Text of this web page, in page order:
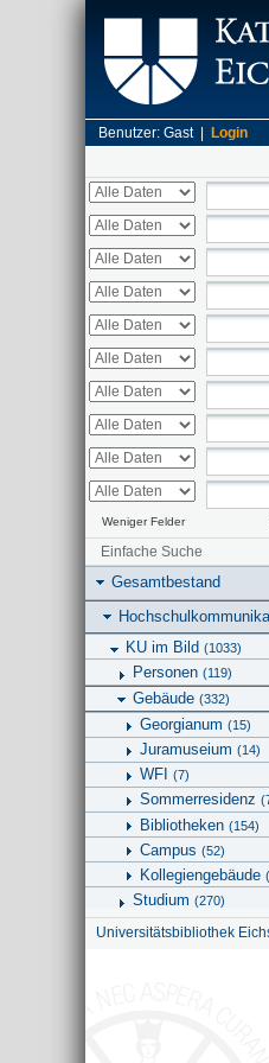
Benutzer: Gast | Login
Weniger Felder
Einfache Suche
Gesamtbestand
KU im Bild (1033)
Personen (119)
Gebäude (332)
Georgianum (15)
Juramuseium (14)
WFI (7)
Sommerresidenz
Bibliotheken (154)
Campus (52)
Kollegiengebäude
Studium (270)
Forschung(108)
Universitätsbibliothek